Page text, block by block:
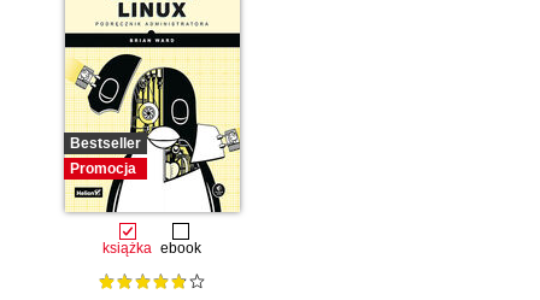
Bestseller
Promocja
książka ebook